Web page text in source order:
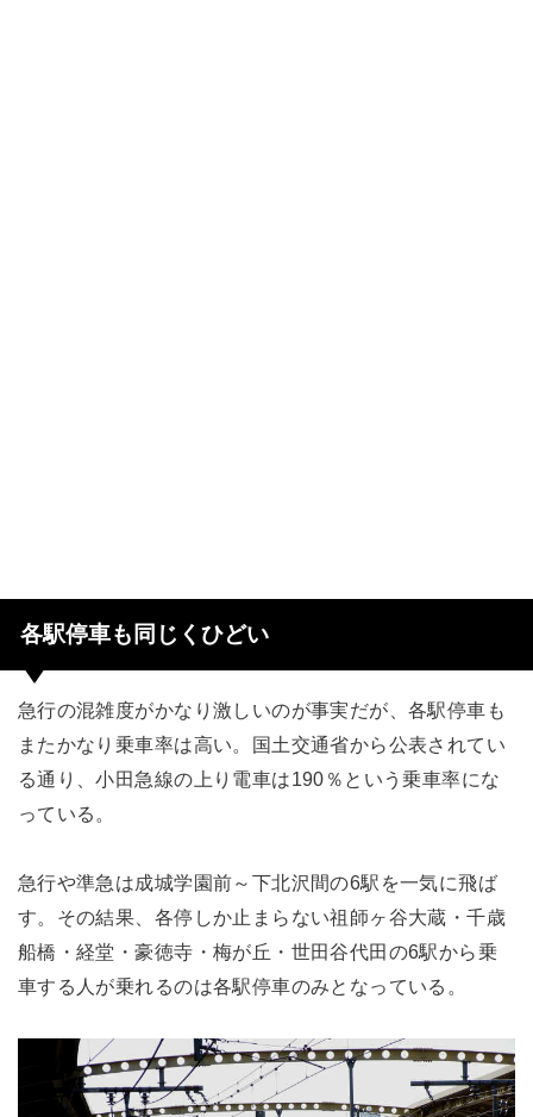
各駅停車も同じくひどい
急行の混雑度がかなり激しいのが事実だが、各駅停車も
またかなり乗車率は高い。国土交通省から公表されてい
る通り、小田急線の上り電車は190％という乗車率にな
っている。
急行や準急は成城学園前～下北沢間の6駅を一気に飛ば
す。その結果、各停しか止まらない祖師ヶ谷大蔵・千歳
船橋・経堂・豪徳寺・梅が丘・世田谷代田の6駅から乗
車する人が乗れるのは各駅停車のみとなっている。